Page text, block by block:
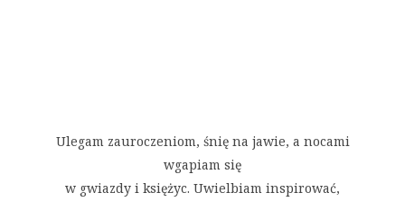
Ulegam zauroczeniom, śnię na jawie, a nocami
wgapiam się
w gwiazdy i księżyc. Uwielbiam inspirować,